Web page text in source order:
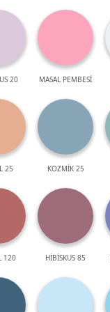
20 MASAL PEMBESİ
25 KOZMİK 25
120 HİBİSKUS 85